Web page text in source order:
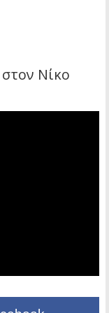
Νίκο